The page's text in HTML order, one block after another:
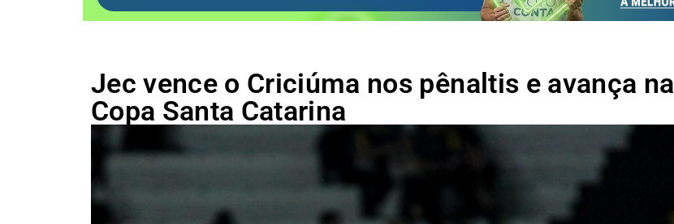
Jec vence o Criciúma nos pênaltis e avança na
Copa Santa Catarina